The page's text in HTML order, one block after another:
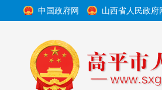
中国政府网 山西省人民政府